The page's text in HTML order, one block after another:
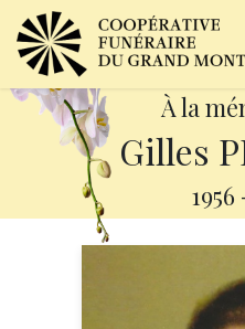
À la
Gilles
1956